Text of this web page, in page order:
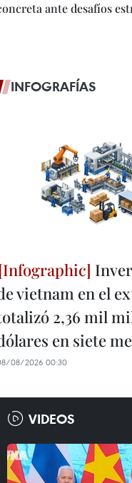
ante desafíos
INFOGRAFÍAS
vietnam en el
2,36 mil
en siete
08/2026 00:30
VIDEOS